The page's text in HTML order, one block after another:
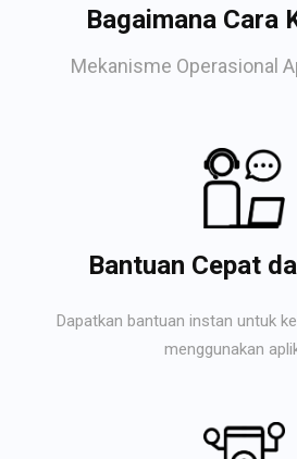
Bagaimana Cara
Mekanisme Operasional
Bantuan Cepat
Dapatkan bantuan instan untuk
menggunakan